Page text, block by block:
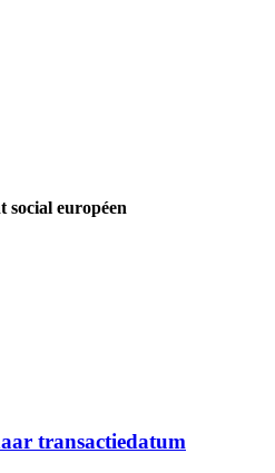
social européen
transactiedatum